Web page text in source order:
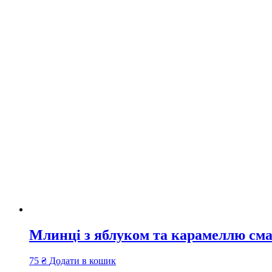
Млинці з яблуком та карамеллю
75 ₴ Додати в кошик